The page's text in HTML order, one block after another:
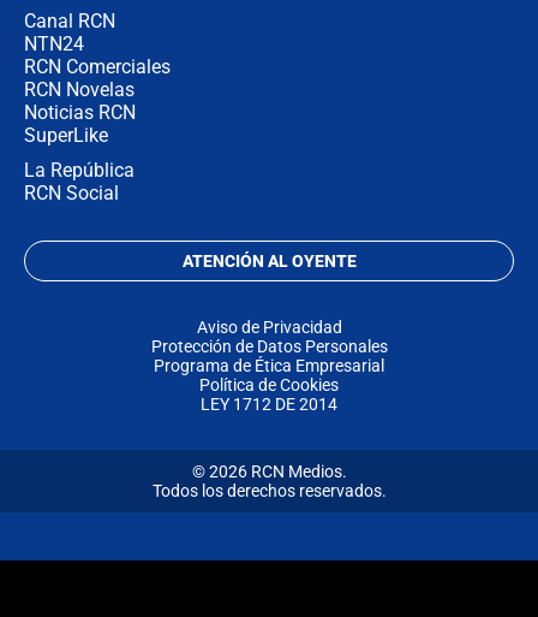
Canal RCN
NTN24
RCN Comerciales
RCN Novelas
Noticias RCN
SuperLike
La República
RCN Social
ATENCIÓN AL OYENTE
Aviso de Privacidad
Protección de Datos Personales
Programa de Ética Empresarial
Política de Cookies
LEY 1712 DE 2014
© 2026 RCN Medios.
Todos los derechos reservados.